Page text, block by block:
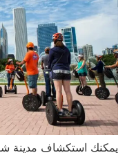
يمكنك استكشاف مدينة